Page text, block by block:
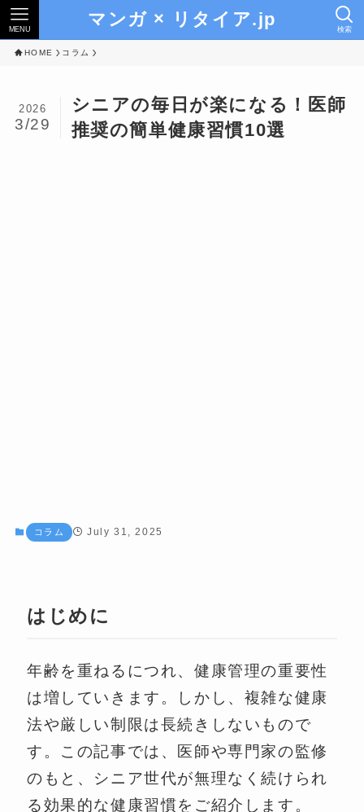
マンガ × リタイア.jp 検索
MENU
HOME コラム
シニアの毎日が楽になる！医師
推奨の簡単健康習慣10選
2026
3/29
コラム July 31, 2025
はじめに
年齢を重ねるにつれ、健康管理の重要性
は増していきます。しかし、複雑な健康
法や厳しい制限は長続きしないもので
す。この記事では、医師や専門家の監修
のもと、シニア世代が無理なく続けられ
る効果的な健康習慣をご紹介します。